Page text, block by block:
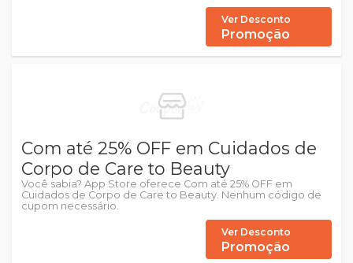
Ver Desconto
Promoção
Com até 25% OFF em Cuidados de
Corpo de Care to Beauty
Você sabia? App Store oferece Com até 25% OFF em
Cuidados de Corpo de Care to Beauty. Nenhum código de
cupom necessário.
Ver Desconto
Promoção